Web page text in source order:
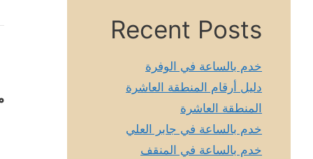
Recent Posts
خدم بالساعة في الوفرة
دليل أرقام المنطقة العاشرة
المنطقة العاشرة
خدم بالساعة في جابر العلي
خدم بالساعة في المنقف